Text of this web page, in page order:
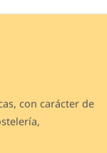
con carácter de